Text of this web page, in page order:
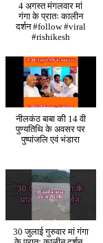
4 अगस्त मंगलवार मां
गंगा के प्रातः कालीन
दर्शन #follow #viral
#rishikesh
नीलकंठ बाबा की 14 वी
पुण्यतिथि के अवसर पर
पुष्पांजलि एवं भंडारा
30 जुलाई गुरुवार मां गंगा